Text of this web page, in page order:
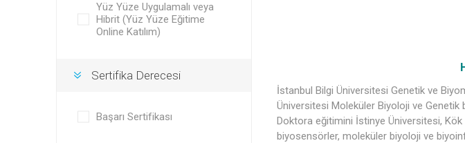
İstanbul Bilgi Üniversitesi Genetik ve
Üniversitesi Moleküler Biyoloji ve Genetik
Doktora eğitimini İstinye Üniversitesi, Kök
biyosensörler, moleküler biyoloji ve
Yüz Yüze Uygulamalı veya
Hibrit (Yüz Yüze Eğitime
Online Katılım)
Sertifika Derecesi
Başarı Sertifikası